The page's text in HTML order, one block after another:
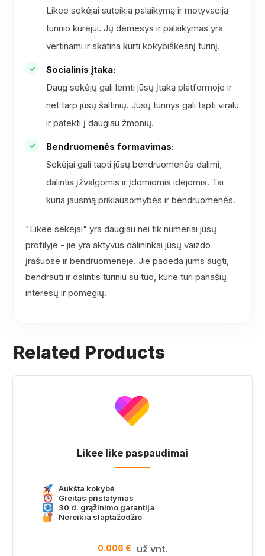
Likee sekėjai suteikia palaikymą ir motyvaciją
turinio kūrėjui. Jų dėmesys ir palaikymas yra
vertinami ir skatina kurti kokybiškesnį turinį.
Socialinis įtaka:
Daug sekėjų gali lemti jūsų įtaką platformoje ir
net tarp jūsų šaltinių. Jūsų turinys gali tapti viralu
ir patekti į daugiau žmonių.
Bendruomenės formavimas:
Sekėjai gali tapti jūsų bendruomenės dalimi,
dalintis įžvalgomis ir įdomiomis idėjomis. Tai
kuria jausmą priklausomybės ir bendruomenės.
"Likee sekėjai" yra daugiau nei tik numeriai jūsų
profilyje - jie yra aktyvūs dalininkai jūsų vaizdo
įrašuose ir bendruomenėje. Jie padeda jums augti,
bendrauti ir dalintis turiniu su tuo, kurie turi panašių
interesų ir pomėgių.
Related Products
Likee like paspaudimai
Aukšta kokybė
Greitas pristatymas
30 d. grąžinimo garantija
Nereikia slaptažodžio
0.006 € už vnt.